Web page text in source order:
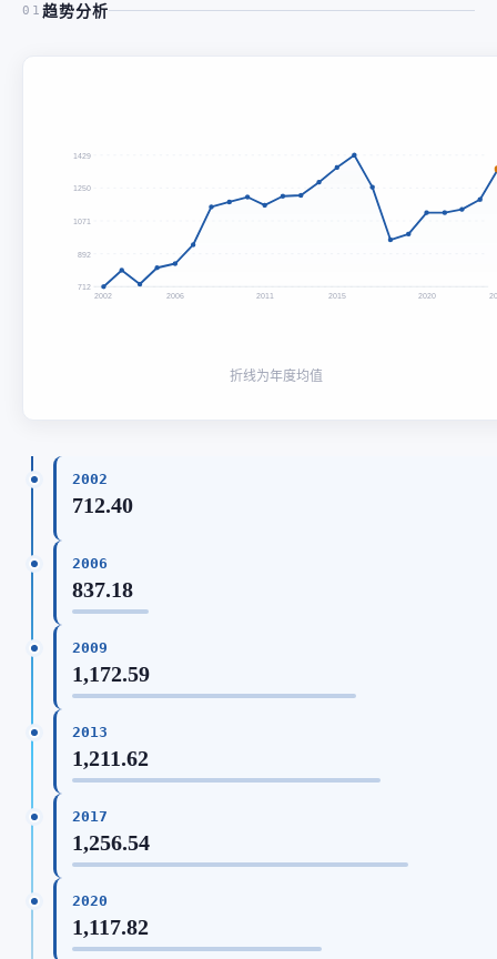
01 趋势分析
1429
1250
1071
892
712
2002 2006 2011 2015 2020
折线为年度均值
2002
712.40
2006
837.18
2009
1,172.59
2013
1,211.62
2017
1,256.54
2020
1,117.82